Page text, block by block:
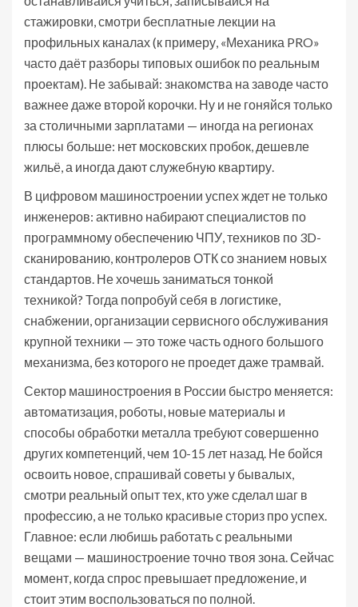
стажировки, смотри бесплатные лекции на
профильных каналах (к примеру, «Механика PRO»
часто даёт разборы типовых ошибок по реальным
проектам). Не забывай: знакомства на заводе часто
важнее даже второй корочки. Ну и не гоняйся только
за столичными зарплатами — иногда на регионах
плюсы больше: нет московских пробок, дешевле
жильё, а иногда дают служебную квартиру.
В цифровом машиностроении успех ждет не только
инженеров: активно набирают специалистов по
программному обеспечению ЧПУ, техников по 3D-
сканированию, контролеров ОТК со знанием новых
стандартов. Не хочешь заниматься тонкой
техникой? Тогда попробуй себя в логистике,
снабжении, организации сервисного обслуживания
крупной техники — это тоже часть одного большого
механизма, без которого не проедет даже трамвай.
Сектор машиностроения в России быстро меняется:
автоматизация, роботы, новые материалы и
способы обработки металла требуют совершенно
других компетенций, чем 10-15 лет назад. Не бойся
освоить новое, спрашивай советы у бывалых,
смотри реальный опыт тех, кто уже сделал шаг в
профессию, а не только красивые сториз про успех.
Главное: если любишь работать с реальными
вещами — машиностроение точно твоя зона. Сейчас
момент, когда спрос превышает предложение, и
стоит этим воспользоваться по полной.